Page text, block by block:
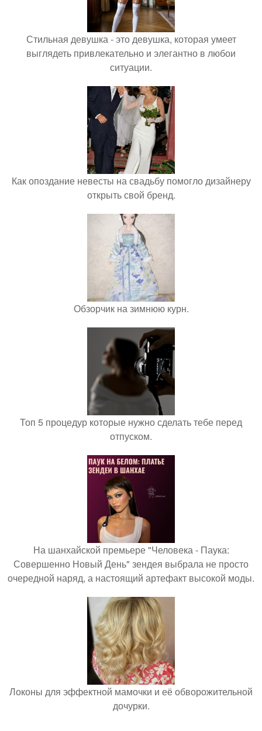
Стильная девушка - это девушка, которая умеет
выглядеть привлекательно и элегантно в любои
ситуации.
Как опоздание невесты на свадьбу помогло дизайнеру
открыть свой бренд.
Обзорчик на зимнюю курн.
Топ 5 процедур которые нужно сделать тебе перед
отпуском.
На шанхайской премьере "Человека - Паука:
Совершенно Новый День" зендея выбрала не просто
очередной наряд, а настоящий артефакт высокой моды.
Локоны для эффектной мамочки и её обворожительной
дочурки.